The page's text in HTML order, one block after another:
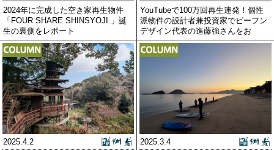
り返る
2024年に完成した空き家再生物件
「FOUR SHARE SHINSYOJI.」誕
生の裏側をレポート
資家「ビーフンデ
YouTubeで100万回再生連発！個性
派物件の設計者兼投資家でビーフン
デザイン代表の進藤強さんをお
2025.4.2 2025.3.4